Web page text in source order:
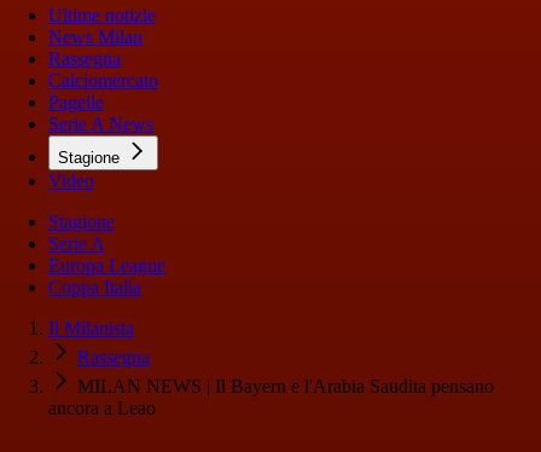
Ultime notizie
News Milan
Rassegna
Calciomercato
Pagelle
Serie A News
Stagione
Video
Stagione
Serie A
Europa League
Coppa Italia
Il Milanista
Rassegna
MILAN NEWS | Il Bayern e l'Arabia Saudita pensano
ancora a Leao